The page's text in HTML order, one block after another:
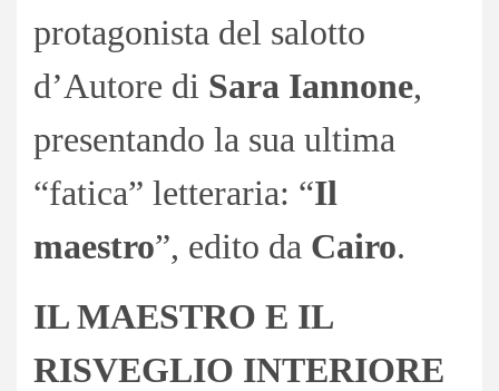
protagonista del salotto
d’Autore di Sara Iannone,
presentando la sua ultima
“fatica” letteraria: “Il
maestro”, edito da Cairo.
IL MAESTRO E IL
RISVEGLIO INTERIORE